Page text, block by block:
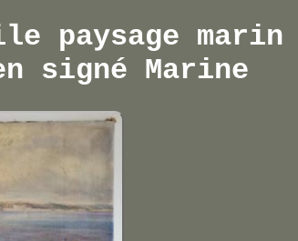
paysage marin
signé Marine